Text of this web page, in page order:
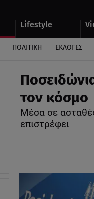
Lifestyle
ΠΟΛΙΤΙΚΗ ΕΚΛΟΓΕΣ
τον κόσμο
Μέσα σε
επιστρέφει